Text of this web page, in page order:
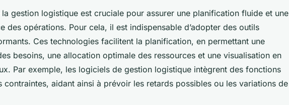
la gestion logistique est cruciale pour assurer une planification fluide et une
des opérations. Pour cela, il est indispensable d’adopter des outils
Ces technologies facilitent la planification, en permettant une
besoins, une allocation optimale des ressources et une visualisation en
Par exemple, les logiciels de gestion logistique intègrent des fonctions
contraintes, aidant ainsi à prévoir les retards possibles ou les variations de